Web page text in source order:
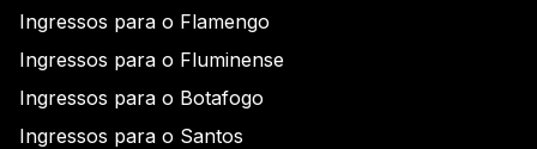
Ingressos para o Flamengo
Ingressos para o Fluminense
Ingressos para o Botafogo
Ingressos para o Santos